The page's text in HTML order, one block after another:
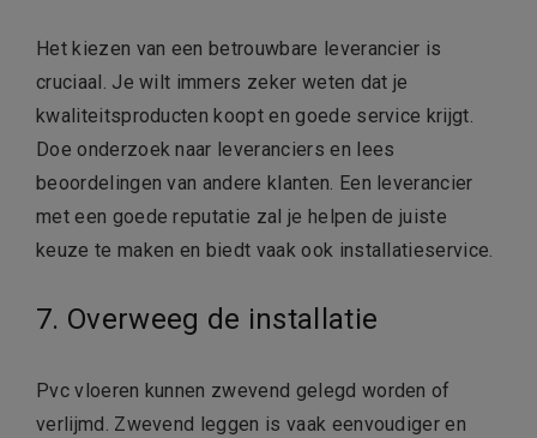
Het kiezen van een betrouwbare leverancier is
cruciaal. Je wilt immers zeker weten dat je
kwaliteitsproducten koopt en goede service krijgt.
Doe onderzoek naar leveranciers en lees
beoordelingen van andere klanten. Een leverancier
met een goede reputatie zal je helpen de juiste
keuze te maken en biedt vaak ook installatieservice.
7. Overweeg de installatie
Pvc vloeren kunnen zwevend gelegd worden of
verlijmd. Zwevend leggen is vaak eenvoudiger en